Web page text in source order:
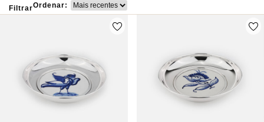
FiltrarOrdenar: